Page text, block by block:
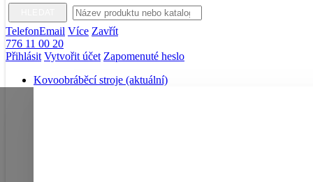
TelefonEmail Více Zavřít
776 11 00 20
Přihlásit Vytvořit účet Zapomenuté heslo
Kovoobráběcí stroje (aktuální)